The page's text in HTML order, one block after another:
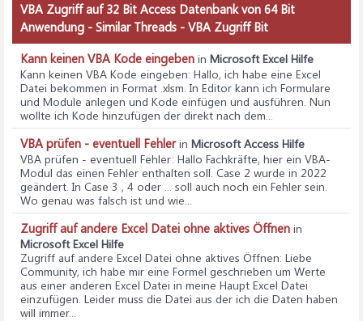
VBA Zugriff auf 32 Bit Access Datenbank von 64 Bit
Anwendung - Similar Threads - VBA Zugriff Bit
Kann keinen VBA Kode eingeben in Microsoft Excel Hilfe
Kann keinen VBA Kode eingeben: Hallo, ich habe eine Excel
Datei bekommen in Format .xlsm. In Editor kann ich Formulare
und Module anlegen und Kode einfügen und ausführen. Nun
wollte ich Kode hinzufügen der direkt nach dem...
VBA prüfen - eventuell Fehlerin Microsoft Access Hilfe
VBA prüfen - eventuell Fehler: Hallo Fachkräfte, hier ein VBA-
Modul das einen Fehler enthalten soll. Case 2 wurde in 2022
geändert. In Case 3 , 4 oder ... soll auch noch ein Fehler sein.
Wo genau was falsch ist und wie...
Zugriff auf andere Excel Datei ohne aktives Öffnen in
Microsoft Excel Hilfe
Zugriff auf andere Excel Datei ohne aktives Öffnen: Liebe
Community, ich habe mir eine Formel geschrieben um Werte
aus einer anderen Excel Datei in meine Haupt Excel Datei
einzufügen. Leider muss die Datei aus der ich die Daten haben
will immer...